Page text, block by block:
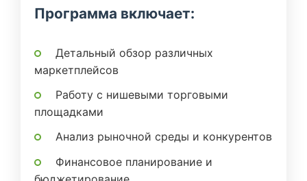
Программа включает:
Детальный обзор различных
маркетплейсов
Работу с нишевыми торговыми
площадками
Анализ рыночной среды и конкурентов
Финансовое планирование и